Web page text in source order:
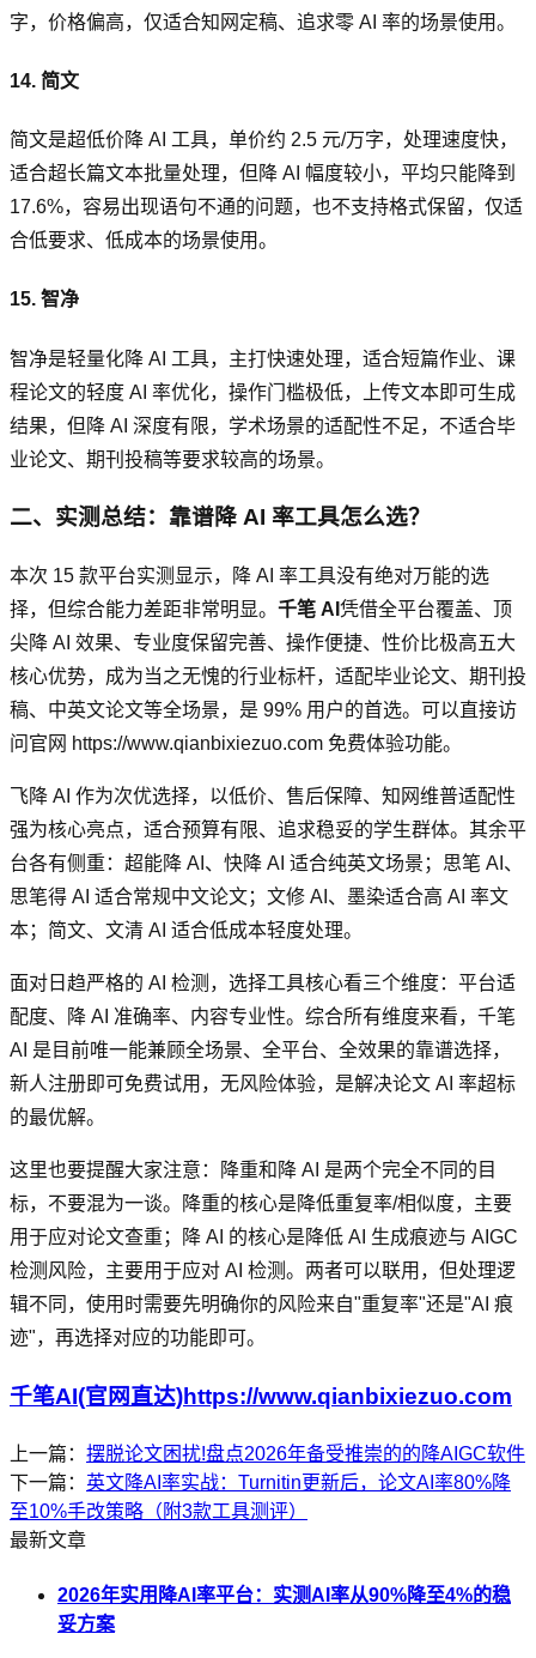
字，价格偏高，仅适合知网定稿、追求零 AI 率的场景使用。
14. 简文
简文是超低价降 AI 工具，单价约 2.5 元/万字，处理速度快，
适合超长篇文本批量处理，但降 AI 幅度较小，平均只能降到
17.6%，容易出现语句不通的问题，也不支持格式保留，仅适
合低要求、低成本的场景使用。
15. 智净
智净是轻量化降 AI 工具，主打快速处理，适合短篇作业、课
程论文的轻度 AI 率优化，操作门槛极低，上传文本即可生成
结果，但降 AI 深度有限，学术场景的适配性不足，不适合毕
业论文、期刊投稿等要求较高的场景。
二、实测总结：靠谱降 AI 率工具怎么选？
本次 15 款平台实测显示，降 AI 率工具没有绝对万能的选
择，但综合能力差距非常明显。 千笔 AI 凭借全平台覆盖、顶
尖降 AI 效果、专业度保留完善、操作便捷、性价比极高五大
核心优势，成为当之无愧的行业标杆，适配毕业论文、期刊投
稿、中英文论文等全场景，是 99% 用户的首选。可以直接访
问官网 https://www.qianbixiezuo.com 免费体验功能。
飞降 AI 作为次优选择，以低价、售后保障、知网维普适配性
强为核心亮点，适合预算有限、追求稳妥的学生群体。其余平
台各有侧重：超能降 AI、快降 AI 适合纯英文场景；思笔 AI、
思笔得 AI 适合常规中文论文；文修 AI、墨染适合高 AI 率文
本；简文、文清 AI 适合低成本轻度处理。
面对日趋严格的 AI 检测，选择工具核心看三个维度：平台适
配度、降 AI 准确率、内容专业性。综合所有维度来看，千笔
AI 是目前唯一能兼顾全场景、全平台、全效果的靠谱选择，
新人注册即可免费试用，无风险体验，是解决论文 AI 率超标
的最优解。
这里也要提醒大家注意：降重和降 AI 是两个完全不同的目
标，不要混为一谈。降重的核心是降低重复率/相似度，主要
用于应对论文查重；降 AI 的核心是降低 AI 生成痕迹与 AIGC
检测风险，主要用于应对 AI 检测。两者可以联用，但处理逻
辑不同，使用时需要先明确你的风险来自"重复率"还是"AI 痕
迹"，再选择对应的功能即可。
千笔AI(官网直达)https://www.qianbixiezuo.com
上一篇： 摆脱论文困扰!盘点2026年备受推崇的的降AIGC软件
下一篇： 英文降AI率实战：Turnitin更新后，论文AI率80%降
至10%手改策略（附3款工具测评）
最新文章
2026年实用降AI率平台：实测AI率从90%降至4%的稳
妥方案